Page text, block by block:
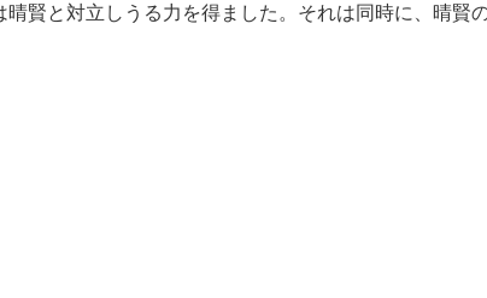
賢と対立しうる力を得ました。それは同時に、晴賢